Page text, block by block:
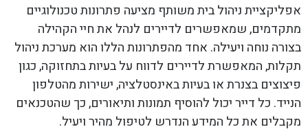
אפליקציית ניהול בית משותף מציעה פתרונות טכנולוגיים
מתקדמים, שמאפשרים לדיירים לנהל את חיי הקהילה
בצורה נוחה ויעילה. אחד מהפתרונות הללו הוא מערכת ניהול
תקלות, המאפשרת לדיירים לדווח על בעיות בתחזוקה, כגון
פיצוצים בצנרת או בעיות באינסטלציה, ישירות מהטלפון
הנייד. כל דייר יכול להוסיף תמונות ותיאורים, כך שהטכנאים
מקבלים את כל המידע הנדרש לטיפול מהיר ויעיל.